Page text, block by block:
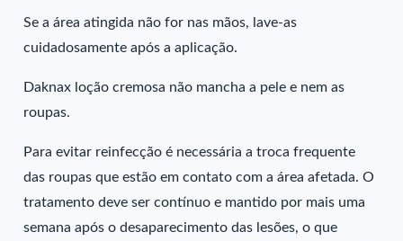
Se a área atingida não for nas mãos, lave-as
cuidadosamente após a aplicação.
Daknax loção cremosa não mancha a pele e nem as
roupas.
Para evitar reinfecção é necessária a troca frequente
das roupas que estão em contato com a área afetada. O
tratamento deve ser contínuo e mantido por mais uma
semana após o desaparecimento das lesões, o que